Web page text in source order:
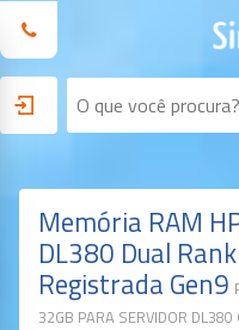
Memória RAM
DL380 Dual
Registrada Gen9
32GB PARA SERVIDOR DL380